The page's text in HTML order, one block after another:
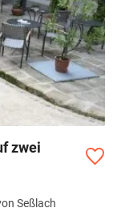
zwei
Seßlach